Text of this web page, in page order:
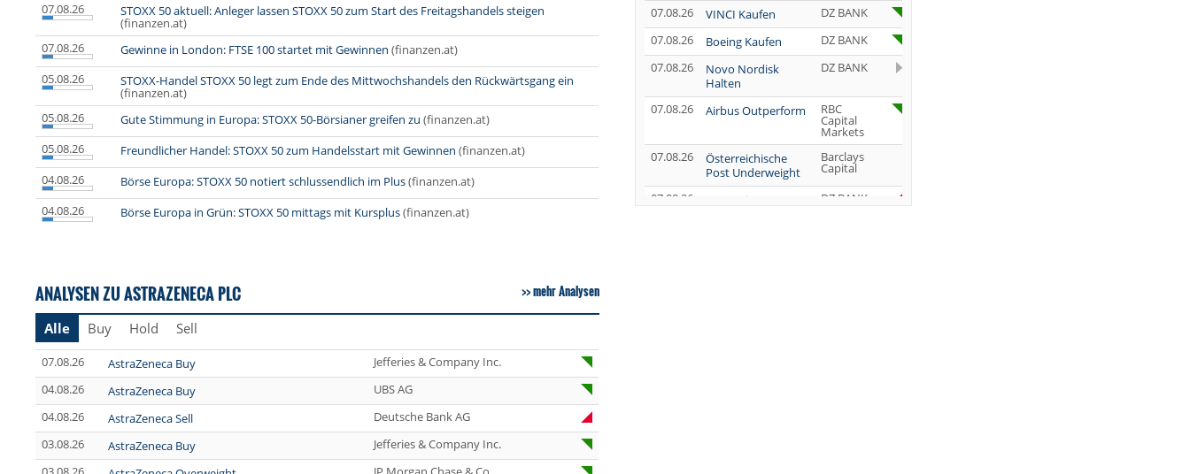
07.08.26
STOXX 50 aktuell: Anleger lassen STOXX 50 zum Start des Freitagshandels steigen
(finanzen.at)
07.08.26
Gewinne in London: FTSE 100 startet mit Gewinnen (finanzen.at)
05.08.26
STOXX-Handel STOXX 50 legt zum Ende des Mittwochshandels den Rückwärtsgang ein
(finanzen.at)
05.08.26
Gute Stimmung in Europa: STOXX 50-Börsianer greifen zu (finanzen.at)
05.08.26
Freundlicher Handel: STOXX 50 zum Handelsstart mit Gewinnen (finanzen.at)
04.08.26
Börse Europa: STOXX 50 notiert schlussendlich im Plus(finanzen.at)
04.08.26
Börse Europa in Grün: STOXX 50 mittags mit Kursplus(finanzen.at)
ANALYSEN ZU ASTRAZENECA PLC mehr Analysen
Alle Buy Hold Sell
07.08.26 AstraZeneca Buy
Jefferies & Company Inc.
04.08.26
AstraZeneca Buy
UBS AG
04.08.26
AstraZeneca Sell
Deutsche Bank AG
03.08.26
AstraZeneca Buy
Jefferies & Company Inc.
07.08.26
VINCI Kaufen
DZ BANK
07.08.26
Boeing Kaufen
DZ BANK
07.08.26
Novo Nordisk
Halten
DZ BANK
07.08.26 Airbus Outperform RBC
Capital
Markets
07.08.26
Österreichische
Post Underweight
Barclays
Capital
07.08.26
SUSS MicroTec
DZ BANK